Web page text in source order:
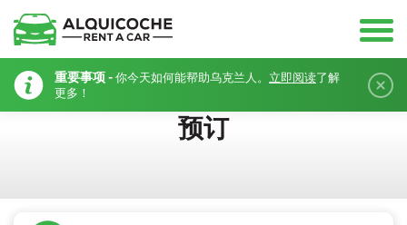
重要事项 - 你今天如何能帮助乌克兰人。 立即阅读了解
更多！
预订